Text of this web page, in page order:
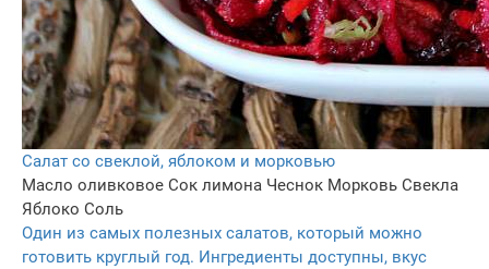
Салат со свеклой, яблоком и морковью
Масло оливковое Сок лимона Чеснок Морковь Свекла
Яблоко Соль
Один из самых полезных салатов, который можно
готовить круглый год. Ингредиенты доступны, вкус